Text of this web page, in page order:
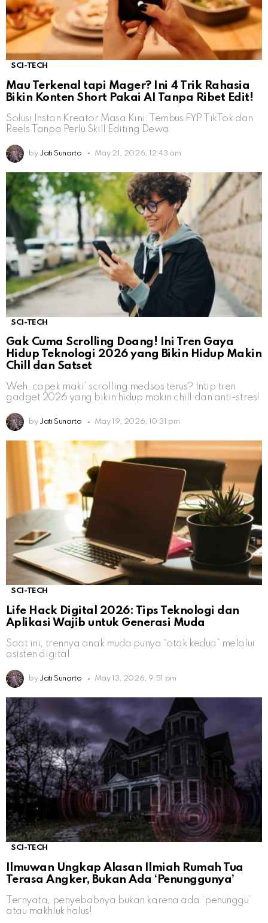
SCI-TECH
Mau Terkenal tapi Mager? Ini 4 Trik Rahasia
Bikin Konten Short Pakai AI Tanpa Ribet Edit!
Solusi Instan Kreator Masa Kini: Tembus FYP TikTok dan
Reels Tanpa Perlu Skill Editing Dewa
by Jati Sunarto May 21, 2026, 12:43 am
SCI-TECH
Gak Cuma Scrolling Doang! Ini Tren Gaya
Hidup Teknologi 2026 yang Bikin Hidup Makin
Chill dan Satset
Weh, capek maki’ scrolling medsos terus? Intip tren
gadget 2026 yang bikin hidup makin chill dan anti-stres!
by Jati Sunarto May 19, 2026, 10:31 pm
SCI-TECH
Life Hack Digital 2026: Tips Teknologi dan
Aplikasi Wajib untuk Generasi Muda
Saat ini, trennya anak muda punya “otak kedua” melalui
asisten digital
by Jati Sunarto May 13, 2026, 9:51 pm
SCI-TECH
Ilmuwan Ungkap Alasan Ilmiah Rumah Tua
Terasa Angker, Bukan Ada ‘Penunggunya’
Ternyata, penyebabnya bukan karena ada ‘penunggu’
atau makhluk halus!